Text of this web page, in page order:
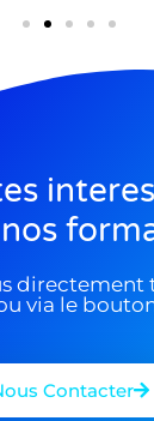
directement
ou via le
Contacter